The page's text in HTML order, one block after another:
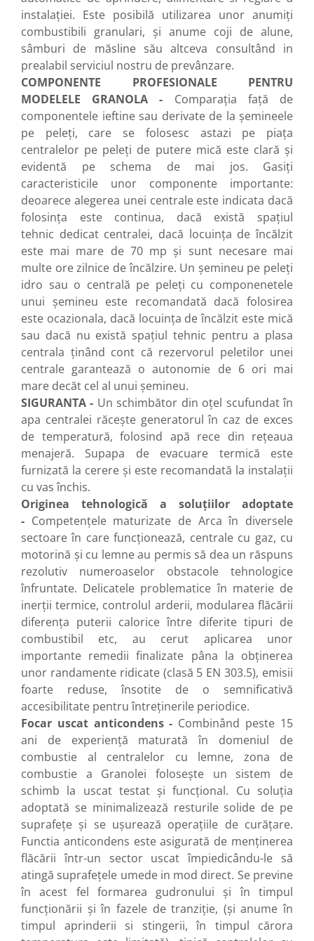
instalaţiei. Este posibilă utilizarea unor anumiţi
combustibili granulari, şi anume coji de alune,
sâmburi de măsline său altceva consultând in
prealabil serviciul nostru de prevânzare.
COMPONENTE PROFESIONALE PENTRU
MODELELE GRANOLA - Comparaţia faţă de
componentele ieftine sau derivate de la şemineele
pe peleţi, care se folosesc astazi pe piaţa
centralelor pe peleţi de putere mică este clară şi
evidentă pe schema de mai jos. Gasiţi
caracteristicile unor componente importante:
deoarece alegerea unei centrale este indicata dacă
folosinţa este continua, dacă există spaţiul
tehnic dedicat centralei, dacă locuinţa de încălzit
este mai mare de 70 mp şi sunt necesare mai
multe ore zilnice de încălzire. Un şemineu pe peleţi
idro sau o centrală pe peleţi cu componenetele
unui şemineu este recomandată dacă folosirea
este ocazionala, dacă locuinţa de încălzit este mică
sau dacă nu există spaţiul tehnic pentru a plasa
centrala ţinând cont că rezervorul peletilor unei
centrale garantează o autonomie de 6 ori mai
mare decăt cel al unui şemineu.
SIGURANTA - Un schimbător din oţel scufundat în
apa centralei răceşte generatorul în caz de exces
de temperatură, folosind apă rece din reţeaua
menajeră. Supapa de evacuare termică este
furnizată la cerere şi este recomandată la instalaţii
cu vas închis.
Originea tehnologică a soluţiilor adoptate
- Competenţele maturizate de Arca în diversele
sectoare în care funcţionează, centrale cu gaz, cu
motorină şi cu lemne au permis să dea un răspuns
rezolutiv numeroaselor obstacole tehnologice
înfruntate. Delicatele problematice în materie de
inerţii termice, controlul arderii, modularea flăcării
diferenţa puterii calorice între diferite tipuri de
combustibil etc, au cerut aplicarea unor
importante remedii finalizate pâna la obţinerea
unor randamente ridicate (clasă 5 EN 303.5), emisii
foarte reduse, însotite de o semnificativă
accesibilitate pentru întreţinerile periodice.
Focar uscat anticondens - Combinând peste 15
ani de experienţă maturată în domeniul de
combustie al centralelor cu lemne, zona de
combustie a Granolei foloseşte un sistem de
schimb la uscat testat şi funcţional. Cu soluţia
adoptată se minimalizează resturile solide de pe
suprafeţe şi se uşurează operaţiile de curăţare.
Functia anticondens este asigurată de menţinerea
flăcării într-un sector uscat împiedicându-le să
atingă suprafeţele umede in mod direct. Se previne
în acest fel formarea gudronului și în timpul
funcţionării și în fazele de tranziţie, (şi anume în
timpul aprinderii si stingerii, în timpul cărora